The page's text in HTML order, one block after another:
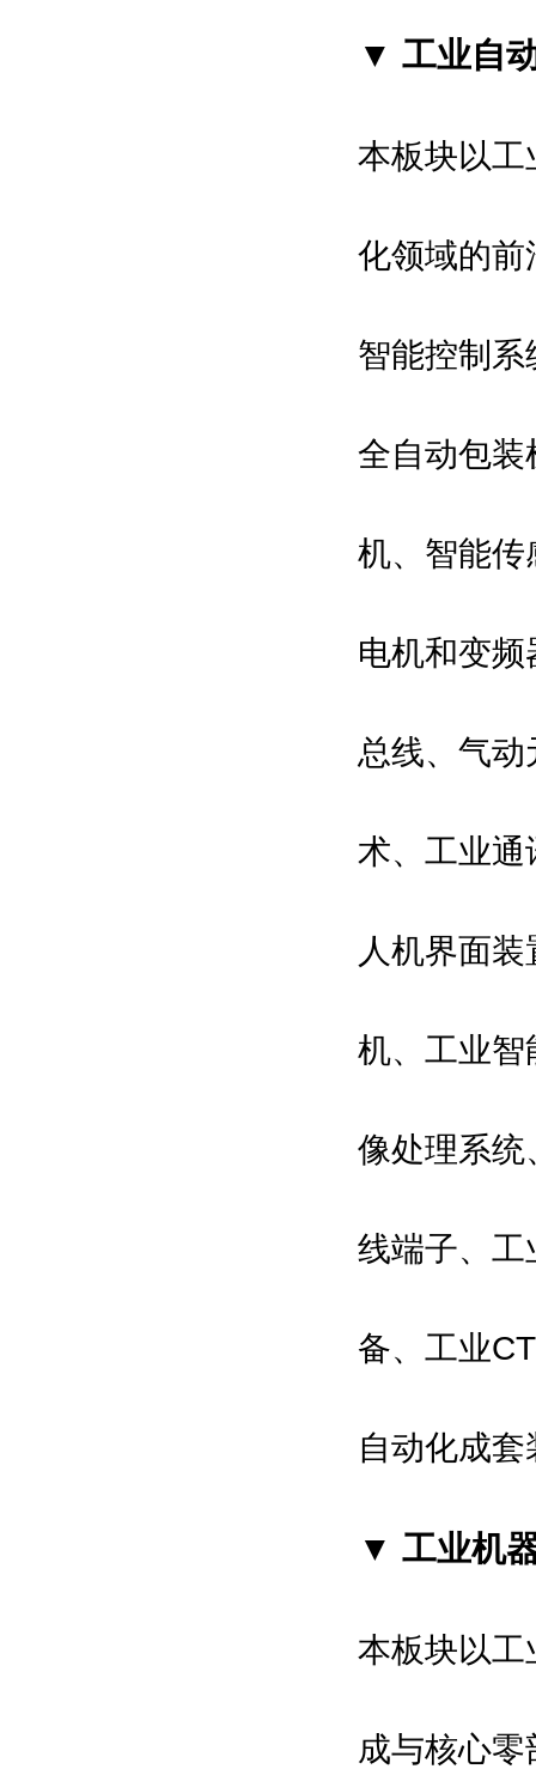
▼ 工业自
本板块以工
化领域的前
智能控制
全自动包装
机、智能传
电机和变
总线、气
术、工业通
人机界面
机、工业智
像处理系统
线端子、工
备、工业
自动化成
▼ 工业机
本板块以工
成与核心